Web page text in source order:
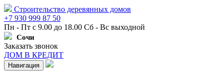
Строительство деревянных домов
+7 930 999 87 50
Пн - Пт с 9.00 до 18.00 Сб - Вс выходной
Сочи
Заказать звонок
ДОМ В КРЕДИТ
Навигация